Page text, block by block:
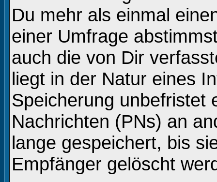
Du mehr als einmal
einer Umfrage
auch die von Dir
liegt in der Natur eines
Speicherung unbefristet
Nachrichten (PNs) an
lange gespeichert, bis
Empfänger gelöscht